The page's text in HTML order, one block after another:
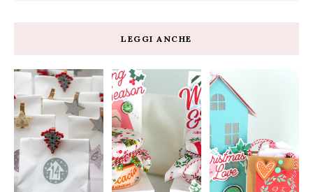
LEGGI ANCHE